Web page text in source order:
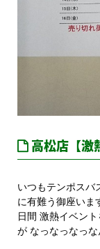
高松店【激
いつもテンポスバ
に有難う御座い
日間 激熱イベン
が なっなっなっな